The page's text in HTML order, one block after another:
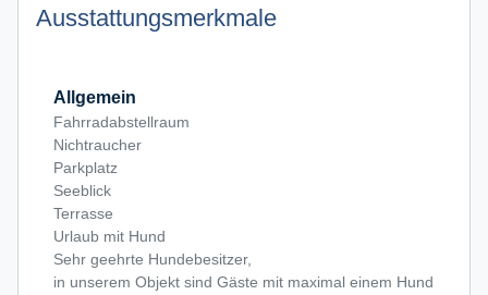
Ausstattungsmerkmale
Allgemein
Fahrradabstellraum
Nichtraucher
Parkplatz
Seeblick
Terrasse
Urlaub mit Hund
Sehr geehrte Hundebesitzer,
in unserem Objekt sind Gäste mit maximal einem Hund